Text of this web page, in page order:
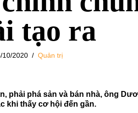
tạo ra
10/2020 Quản trị
phải phá sản và bán nhà, ông
khi thấy cơ hội đến gần.